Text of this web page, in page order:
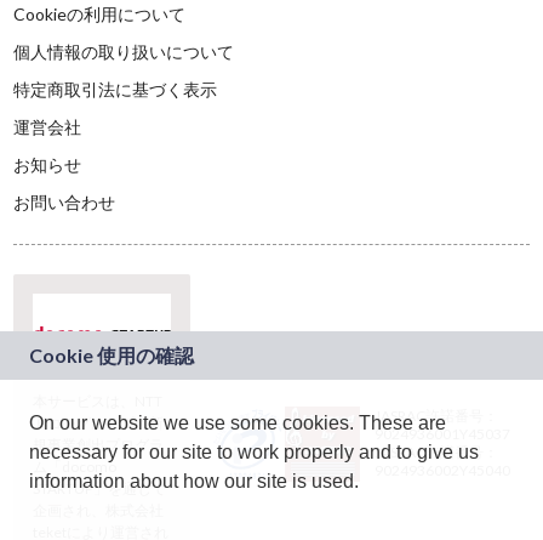
Cookieの利用について
個人情報の取り扱いについて
特定商取引法に基づく表示
運営会社
お知らせ
お問い合わせ
ドコモグループの新
規事業創出プログラ
ム「docomo
STARTUP」を通じて
JASRAC許諾番号：
9024936001Y45037
JASRAC許諾番号：
On our website we use some cookies. These are
necessary for our site to work properly and to give us
information about how our site is used.